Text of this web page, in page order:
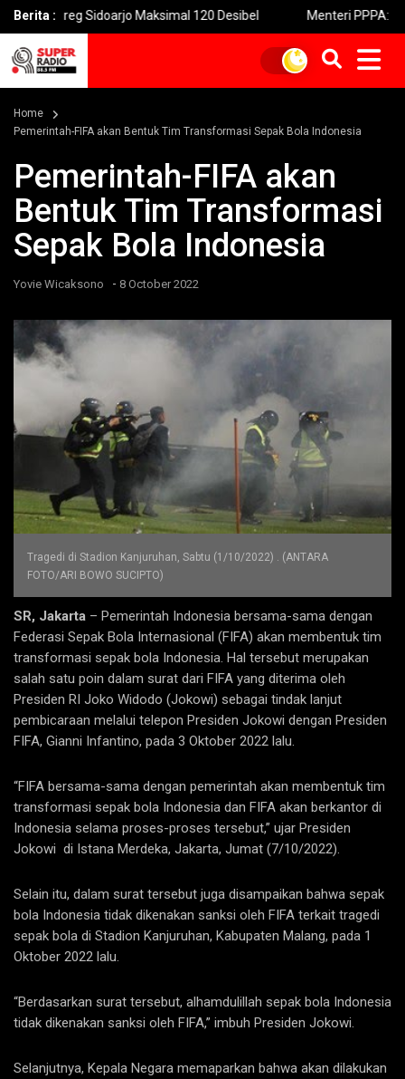
Berita :
Horeg Sidoarjo Maksimal 120 Desibel Menteri PPPA:
Home
Pemerintah-FIFA akan Bentuk Tim Transformasi Sepak Bola Indonesia
Pemerintah-FIFA akan
Bentuk Tim Transformasi
Sepak Bola Indonesia
Yovie Wicaksono - 8 October 2022
Tragedi di Stadion Kanjuruhan, Sabtu (1/10/2022) . (ANTARA
FOTO/ARI BOWO SUCIPTO)
SR, Jakarta – Pemerintah Indonesia bersama-sama dengan
Federasi Sepak Bola Internasional (FIFA) akan membentuk tim
transformasi sepak bola Indonesia. Hal tersebut merupakan
salah satu poin dalam surat dari FIFA yang diterima oleh
Presiden RI Joko Widodo (Jokowi) sebagai tindak lanjut
pembicaraan melalui telepon Presiden Jokowi dengan Presiden
FIFA, Gianni Infantino, pada 3 Oktober 2022 lalu.
“FIFA bersama-sama dengan pemerintah akan membentuk tim
transformasi sepak bola Indonesia dan FIFA akan berkantor di
Indonesia selama proses-proses tersebut,” ujar Presiden
Jokowi di Istana Merdeka, Jakarta, Jumat (7/10/2022).
Selain itu, dalam surat tersebut juga disampaikan bahwa sepak
bola Indonesia tidak dikenakan sanksi oleh FIFA terkait tragedi
sepak bola di Stadion Kanjuruhan, Kabupaten Malang, pada 1
Oktober 2022 lalu.
“Berdasarkan surat tersebut, alhamdulillah sepak bola Indonesia
tidak dikenakan sanksi oleh FIFA,” imbuh Presiden Jokowi.
Selanjutnya, Kepala Negara memaparkan bahwa akan dilakukan